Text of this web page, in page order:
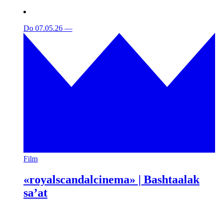
Do 07.05.26 —
Film
«royalscandalcinema» | Bashtaalak
sa’at